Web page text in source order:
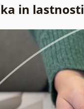
in lastnosti